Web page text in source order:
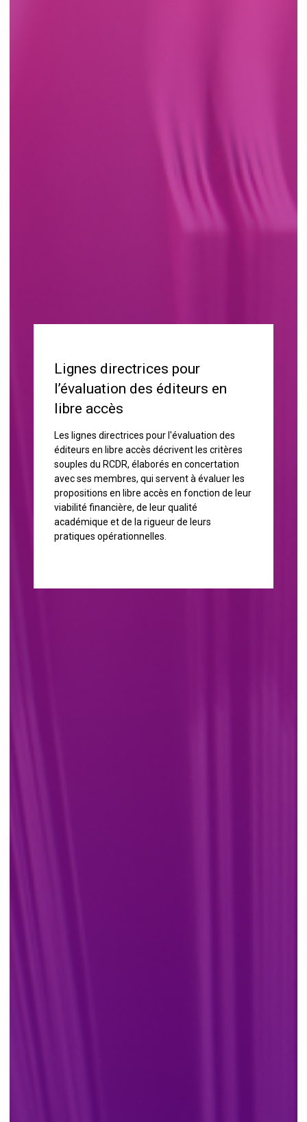
Lignes directrices pour
l’évaluation des éditeurs en
libre accès
Les lignes directrices pour l'évaluation des
éditeurs en libre accès décrivent les critères
souples du RCDR, élaborés en concertation
avec ses membres, qui servent à évaluer les
propositions en libre accès en fonction de leur
viabilité financière, de leur qualité
académique et de la rigueur de leurs
pratiques opérationnelles.